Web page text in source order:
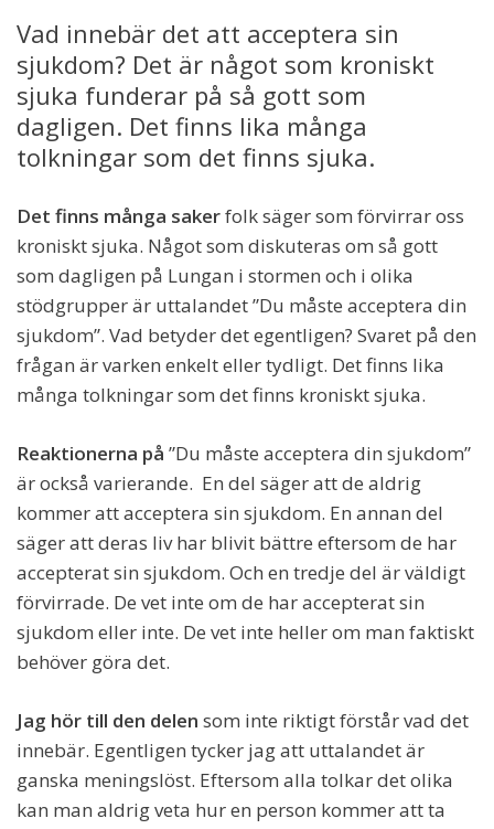
Vad innebär det att acceptera sin
sjukdom? Det är något som kroniskt
sjuka funderar på så gott som
dagligen. Det finns lika många
tolkningar som det finns sjuka.
Det finns många sakerfolk säger som förvirrar oss
kroniskt sjuka. Något som diskuteras om så gott
som dagligen på Lungan i stormen och i olika
stödgrupper är uttalandet ”Du måste acceptera din
sjukdom”. Vad betyder det egentligen? Svaret på den
frågan är varken enkelt eller tydligt. Det finns lika
många tolkningar som det finns kroniskt sjuka.
Reaktionerna på ”Du måste acceptera din sjukdom”
är också varierande. En del säger att de aldrig
kommer att acceptera sin sjukdom. En annan del
säger att deras liv har blivit bättre eftersom de har
accepterat sin sjukdom. Och en tredje del är väldigt
förvirrade. De vet inte om de har accepterat sin
sjukdom eller inte. De vet inte heller om man faktiskt
behöver göra det.
Jag hör till den delen som inte riktigt förstår vad det
innebär. Egentligen tycker jag att uttalandet är
ganska meningslöst. Eftersom alla tolkar det olika
kan man aldrig veta hur en person kommer att ta